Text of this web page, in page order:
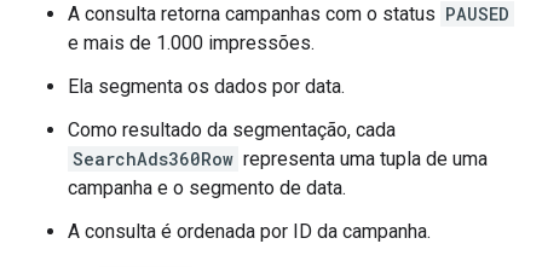
A consulta retorna campanhas com o status PAUSED
e mais de 1.000 impressões.
Ela segmenta os dados por data.
Como resultado da segmentação, cada
SearchAds360Row representa uma tupla de uma
campanha e o segmento de data.
A consulta é ordenada por ID da campanha.